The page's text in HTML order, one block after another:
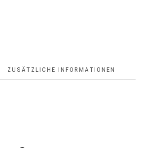
ZUSÄTZLICHE INFORMATIONEN